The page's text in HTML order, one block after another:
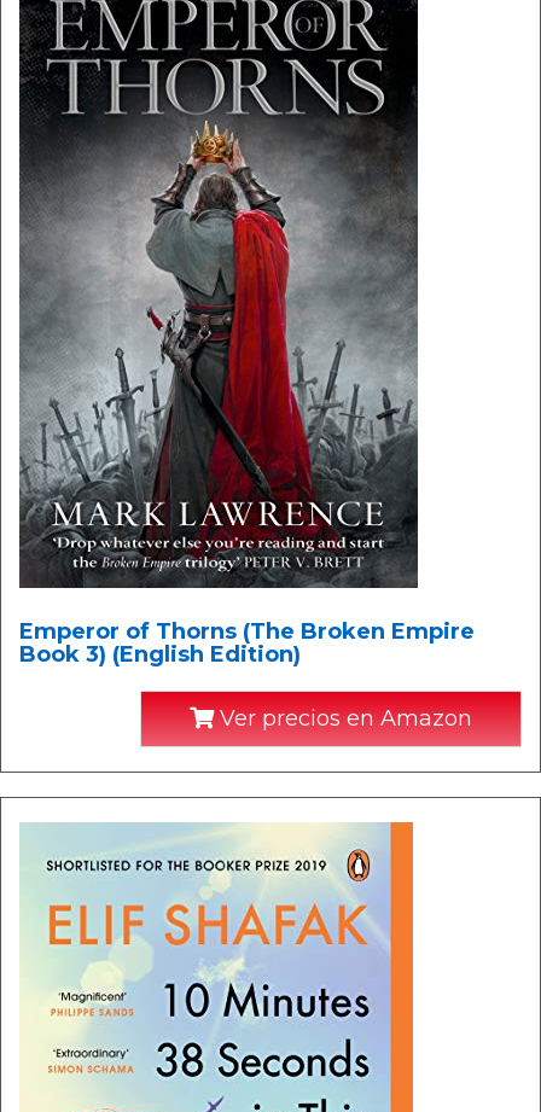
Emperor of Thorns (The Broken Empire
Book 3) (English Edition)
Ver precios en Amazon